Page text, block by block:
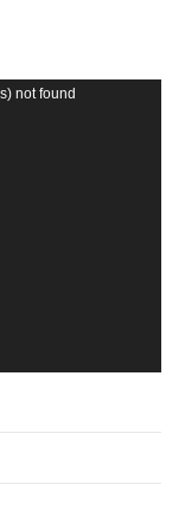
not found